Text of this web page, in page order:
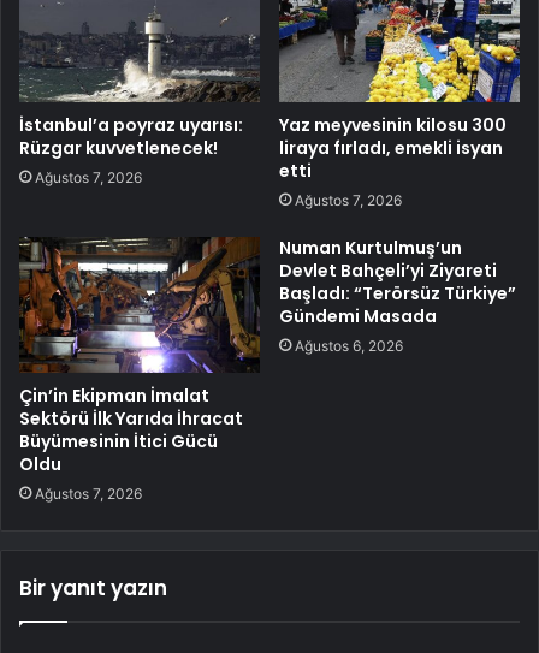
İstanbul’a poyraz uyarısı:
Rüzgar kuvvetlenecek!
Ağustos 7, 2026
Yaz meyvesinin kilosu 300
liraya fırladı, emekli isyan
etti
Ağustos 7, 2026
Çin’in Ekipman İmalat
Sektörü İlk Yarıda İhracat
Büyümesinin İtici Gücü
Oldu
Ağustos 7, 2026
Numan Kurtulmuş’un
Devlet Bahçeli’yi Ziyareti
Başladı: “Terörsüz Türkiye”
Gündemi Masada
Ağustos 6, 2026
Bir yanıt yazın